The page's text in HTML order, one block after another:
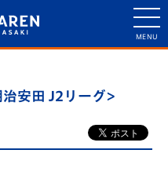
安田 J2リーグ>